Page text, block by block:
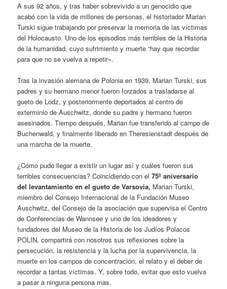
A sus 92 años, y tras haber sobrevivido a un genocidio que
acabó con la vida de millones de personas, el historiador Marian
Turski sigue trabajando por preservar la memoria de las víctimas
del Holocausto. Uno de los episodios más terribles de la Historia
de la humanidad, cuyo sufrimiento y muerte “hay que recordar
para que no se vuelva a repetir».
Tras la invasión alemana de Polonia en 1939, Marian Turski, sus
padres y su hermano menor fueron forzados a trasladarse al
gueto de Lodz, y posteriormente deportados al centro de
exterminio de Auschwitz, donde su padre y hermano fueron
asesinados. Tiempo después, Marian fue transferido al campo de
Buchenwald, y finalmente liberado en Theresienstadt después de
una marcha de la muerte.
¿Cómo pudo llegar a existir un lugar así y cuáles fueron sus
terribles consecuencias? Coincidiendo con el75º aniversario
del levantamiento en el gueto de Varsovia, Marian Turski,
miembro del Consejo Internacional de la Fundación Museo
Auschwitz, del Consejo de la asociación que supervisa el Centro
de Conferencias de Wannsee y uno de los ideadores y
fundadores del Museo de la Historia de los Judíos Polacos
POLIN, compartirá con nosotros sus reflexiones sobre la
persecución, la resistencia y la lucha por la supervivencia, la
muerte en los campos de concentración, el relato y el deber de
recordar a tantas víctimas. Y, sobre todo, evitar que esto vuelva
a pasar a ninguna persona mas.